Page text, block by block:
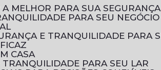
MELHOR PARA SUA SEGURANÇA
PARA SEU NEGÓCIO
E TRANQUILIDADE PARA
CASA
TRANQUILIDADE PARA SEU LAR